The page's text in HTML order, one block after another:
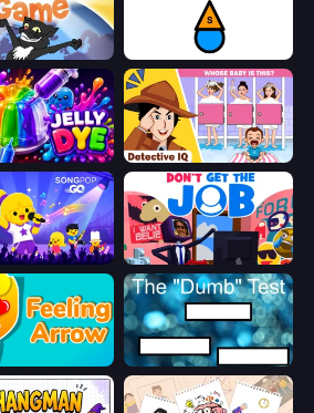
Stupidity Test
Detective IQ: Brain Games
GO Don't Get the Job
The Dumb Test